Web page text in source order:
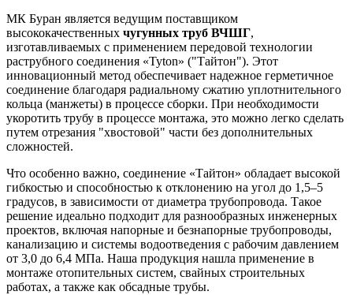
МК Буран является ведущим поставщиком
высококачественных чугунных труб ВЧШГ,
изготавливаемых с применением передовой технологии
раструбного соединения «Tyton» ("Тайтон"). Этот
инновационный метод обеспечивает надежное герметичное
соединение благодаря радиальному сжатию уплотнительного
кольца (манжеты) в процессе сборки. При необходимости
укоротить трубу в процессе монтажа, это можно легко сделать
путем отрезания "хвостовой" части без дополнительных
сложностей.
Что особенно важно, соединение «Тайтон» обладает высокой
гибкостью и способностью к отклонению на угол до 1,5–5
градусов, в зависимости от диаметра трубопровода. Такое
решение идеально подходит для разнообразных инженерных
проектов, включая напорные и безнапорные трубопроводы,
канализацию и системы водоотведения с рабочим давлением
от 3,0 до 6,4 МПа. Наша продукция нашла применение в
монтаже отопительных систем, свайных строительных
работах, а также как обсадные трубы.